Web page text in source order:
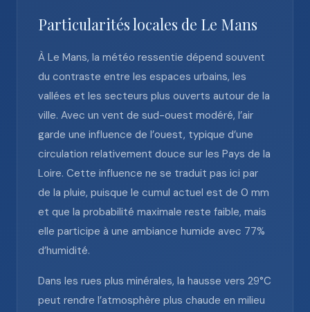
Particularités locales de Le Mans
À Le Mans, la météo ressentie dépend souvent
du contraste entre les espaces urbains, les
vallées et les secteurs plus ouverts autour de la
ville. Avec un vent de sud-ouest modéré, l’air
garde une influence de l’ouest, typique d’une
circulation relativement douce sur les Pays de la
Loire. Cette influence ne se traduit pas ici par
de la pluie, puisque le cumul actuel est de 0 mm
et que la probabilité maximale reste faible, mais
elle participe à une ambiance humide avec 77%
d’humidité.
Dans les rues plus minérales, la hausse vers 29°C
peut rendre l’atmosphère plus chaude en milieu